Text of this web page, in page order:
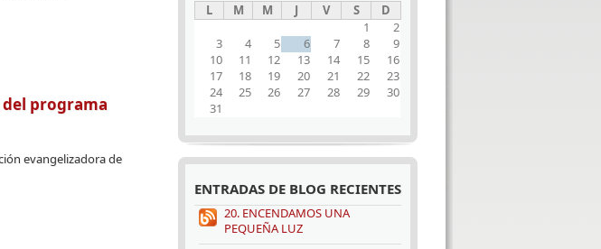
programa
evangelizadora de
L M M J V S
D
1
2
3
4 5 6 7 8
9
10
11 12 13 14 15
16
17
18 19 20 21 22
23
24
25 26 27 28 29
30
31
ENTRADAS DE BLOG RECIENTES
20. ENCENDAMOS UNA
PEQUEÑA LUZ